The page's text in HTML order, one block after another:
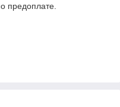
предоплате.